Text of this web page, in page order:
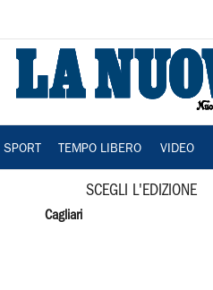
SPORT TEMPO LIBERO VIDEO
SCEGLI L'EDIZIONE
Cagliari